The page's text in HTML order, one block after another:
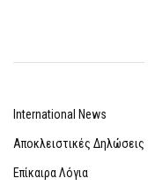
International News
Αποκλειστικές Δηλώσεις
Επίκαιρα Λόγια